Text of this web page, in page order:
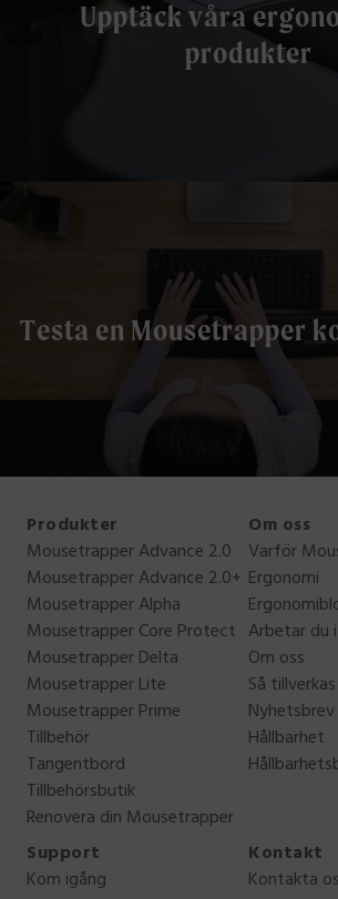
Upptäck våra
produkter
Testa en Mousetrapper
Produkter
Mousetrapper Advance 2.0
Mousetrapper Advance 2.0+
Mousetrapper Alpha
Mousetrapper Core Protect
Mousetrapper Delta
Mousetrapper Lite
Mousetrapper Prime
Tillbehör
Tangentbord
Tillbehörsbutik
Renovera din Mousetrapper
Om oss
Varför
Ergonomi
Arbetar du
Om oss
Så
Nyhetsbrev
Hållbarhet
Support
Kom igång
Kontakt
Kontakta